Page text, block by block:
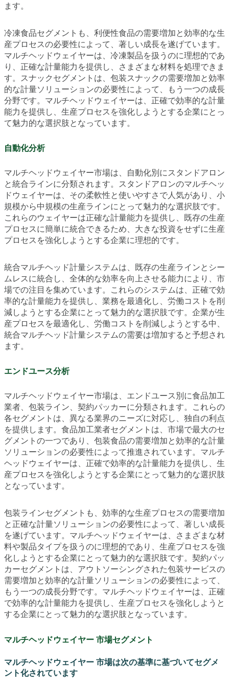
ます。
冷凍食品セグメントも、利便性食品の需要増加と効率的な生
産プロセスの必要性によって、著しい成長を遂げています。
マルチヘッドウェイヤーは、冷凍製品を扱うのに理想的であ
り、正確な計量能力を提供し、さまざまな材料を処理できま
す。スナックセグメントは、包装スナックの需要増加と効率
的な計量ソリューションの必要性によって、もう一つの成長
分野です。マルチヘッドウェイヤーは、正確で効率的な計量
能力を提供し、生産プロセスを強化しようとする企業にとっ
て魅力的な選択肢となっています。
自動化分析
マルチヘッドウェイヤー市場は、自動化別にスタンドアロン
と統合ラインに分類されます。スタンドアロンのマルチヘッ
ドウェイヤーは、その柔軟性と使いやすさで人気があり、小
規模から中規模の生産ラインにとって魅力的な選択肢です。
これらのウェイヤーは正確な計量能力を提供し、既存の生産
プロセスに簡単に統合できるため、大きな投資をせずに生産
プロセスを強化しようとする企業に理想的です。
統合マルチヘッド計量システムは、既存の生産ラインとシー
ムレスに統合し、全体的な効率を向上させる能力により、市
場での注目を集めています。これらのシステムは、正確で効
率的な計量能力を提供し、業務を最適化し、労働コストを削
減しようとする企業にとって魅力的な選択肢です。企業が生
産プロセスを最適化し、労働コストを削減しようとする中、
統合マルチヘッド計量システムの需要は増加すると予想され
ます。
エンドユース分析
マルチヘッドウェイヤー市場は、エンドユース別に食品加工
業者、包装ライン、契約パッカーに分類されます。これらの
各セグメントは、異なる業界のニーズに対応し、独自の利点
を提供します。食品加工業者セグメントは、市場で最大のセ
グメントの一つであり、包装食品の需要増加と効率的な計量
ソリューションの必要性によって推進されています。マルチ
ヘッドウェイヤーは、正確で効率的な計量能力を提供し、生
産プロセスを強化しようとする企業にとって魅力的な選択肢
となっています。
包装ラインセグメントも、効率的な生産プロセスの需要増加
と正確な計量ソリューションの必要性によって、著しい成長
を遂げています。マルチヘッドウェイヤーは、さまざまな材
料や製品タイプを扱うのに理想的であり、生産プロセスを強
化しようとする企業にとって魅力的な選択肢です。契約パッ
カーセグメントは、アウトソーシングされた包装サービスの
需要増加と効率的な計量ソリューションの必要性によって、
もう一つの成長分野です。マルチヘッドウェイヤーは、正確
で効率的な計量能力を提供し、生産プロセスを強化しようと
する企業にとって魅力的な選択肢となっています。
マルチヘッドウェイヤー 市場セグメント
マルチヘッドウェイヤー 市場は次の基準に基づいてセグメ
ント化されています